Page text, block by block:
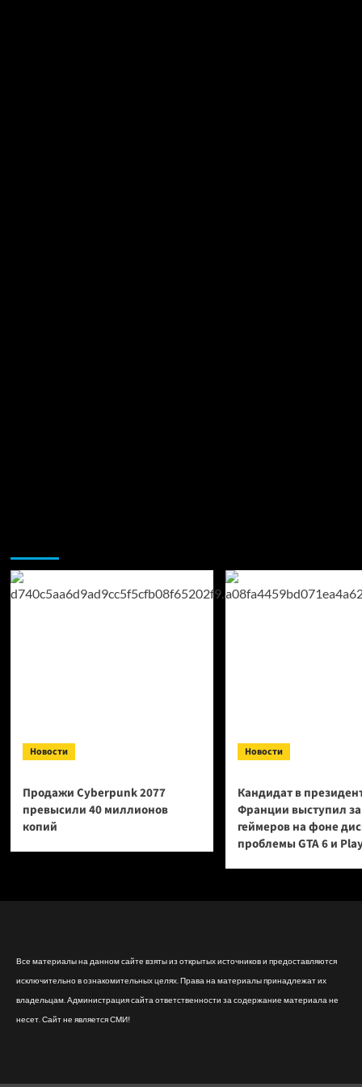
Новости
Продажи Cyberpunk 2077
превысили 40 миллионов
копий
Новости
Кандидат в
Франции выступил
геймеров на фоне
проблемы GTA 6 и
Все материалы на данном сайте взяты из открытых источников и предоставляются
исключительно в ознакомительных целях. Права на материалы принадлежат их
владельцам. Администрация сайта ответственности за содержание материала не
несет. Сайт не является СМИ!